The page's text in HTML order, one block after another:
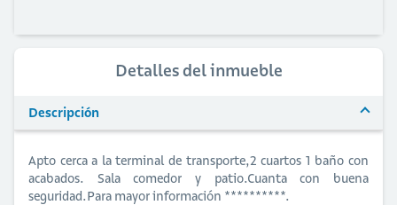
Detalles del inmueble
Descripción
Apto cerca a la terminal de transporte,2 cuartos 1 baño con
acabados. Sala comedor y patio.Cuanta con buena
seguridad.Para mayor información **********.